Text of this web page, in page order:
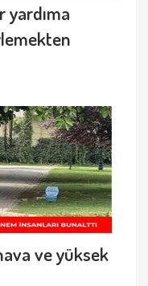
yardıma
ve yüksek